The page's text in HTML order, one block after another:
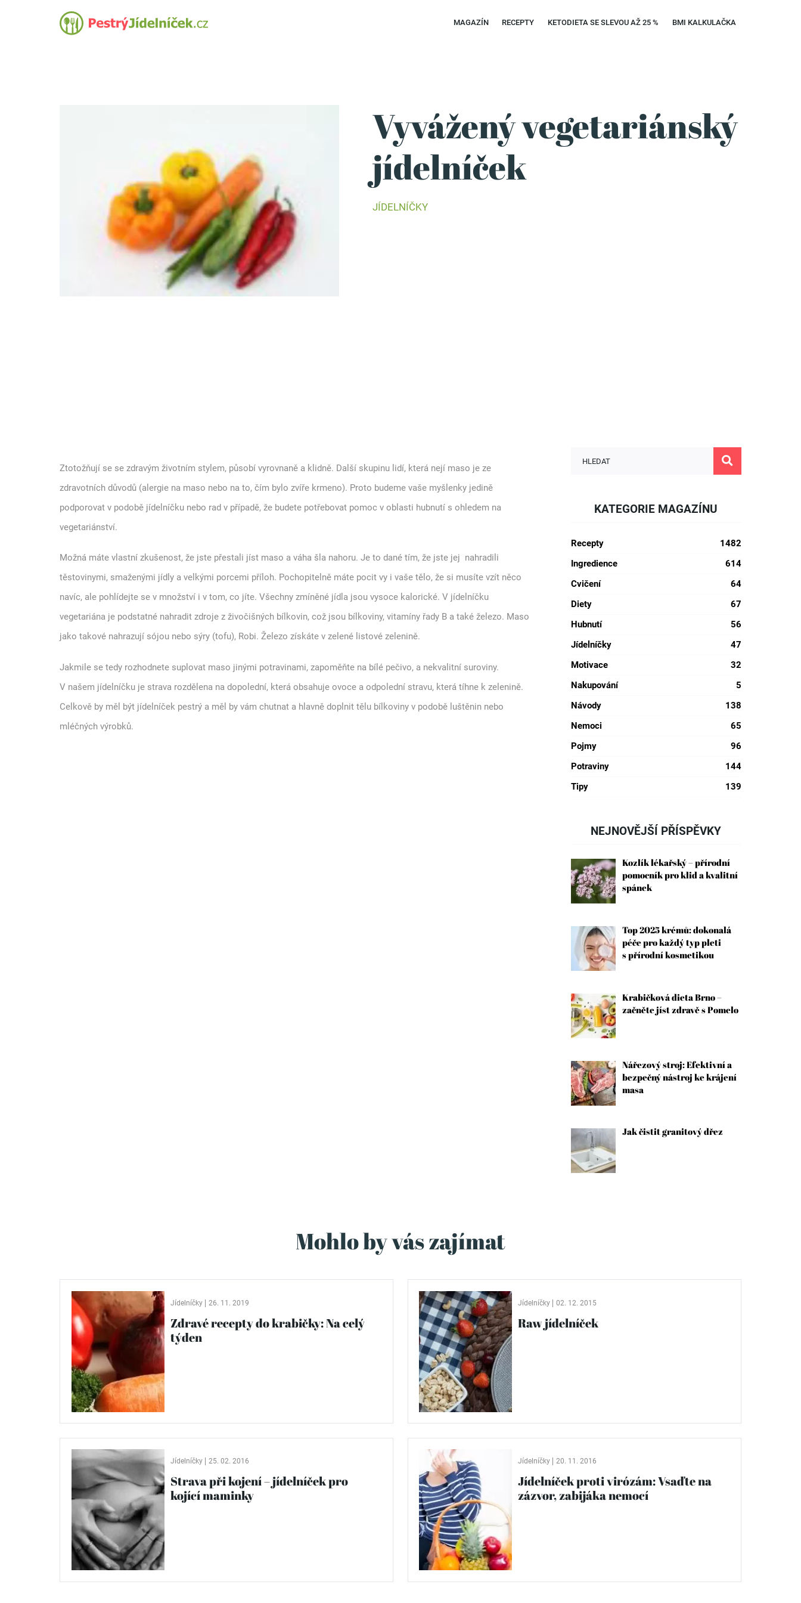
MAGAZÍN RECEPTY KETODIETA SE SLEVOU AŽ 25 % BMI KALKULAČKA
Vyvážený vegetariánský
jídelníček
JÍDELNÍČKY
Ztotožňují se se zdravým životním stylem, působí vyrovnaně a klidně. Další skupinu lidí, která nejí maso je ze
zdravotních důvodů (alergie na maso nebo na to, čím bylo zvíře krmeno). Proto budeme vaše myšlenky jedině
podporovat v podobě jídelníčku nebo rad v případě, že budete potřebovat pomoc v oblasti hubnutí s ohledem na
vegetariánství.
Možná máte vlastní zkušenost, že jste přestali jíst maso a váha šla nahoru. Je to dané tím, že jste jej nahradili
těstovinymi, smaženými jídly a velkými porcemi příloh. Pochopitelně máte pocit vy i vaše tělo, že si musíte vzít něco
navíc, ale pohlídejte se v množství i v tom, co jíte. Všechny zmíněné jídla jsou vysoce kalorické. V jídelníčku
vegetariána je podstatné nahradit zdroje z živočišných bílkovin, což jsou bílkoviny, vitamíny řady B a také železo. Maso
jako takové nahrazují sójou nebo sýry (tofu), Robi. Železo získáte v zelené listové zelenině.
Jakmile se tedy rozhodnete suplovat maso jinými potravinami, zapoměňte na bílé pečivo, a nekvalitní suroviny.
V našem jídelníčku je strava rozdělena na dopolední, která obsahuje ovoce a odpolední stravu, která tíhne k zelenině.
Celkově by měl být jídelníček pestrý a měl by vám chutnat a hlavně doplnit tělu bílkoviny v podobě luštěnin nebo
mléčných výrobků.
KATEGORIE MAGAZÍNU
Recepty
1482
Ingredience
614
Cvičení
64
Diety
67
Hubnutí
56
Jídelníčky
47
Motivace
32
Nakupování
5
Návody
138
Nemoci
65
Pojmy
96
Potraviny
144
Tipy
139
NEJNOVĚJŠÍ PŘÍSPĚVKY
Kozlík lékařský – přírodní
pomocník pro klid a kvalitní
spánek
Top 2025 krémů: dokonalá
péče pro každý typ pleti
s přírodní kosmetikou
Krabičková dieta Brno –
začněte jíst zdravě s Pomelo
Nářezový stroj: Efektivní a
bezpečný nástroj ke krájení
masa
Jak čistit granitový dřez
Mohlo by vás zajímat
Jídelníčky 26. 11. 2019
Zdravé recepty do krabičky: Na celý
týden
Jídelníčky 02. 12. 2015
Raw jídelníček
Jídelníčky 25. 02. 2016
Strava při kojení – jídelníček pro
kojící maminky
Jídelníčky 20. 11. 2016
Jídelníček proti virózám: Vsaďte na
zázvor, zabijáka nemocí